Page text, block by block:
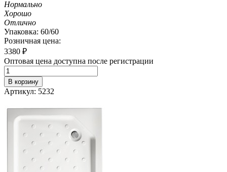
Нормально
Хорошо
Отлично
Упаковка: 60/60
Розничная цена:
3380 ₽
Оптовая цена доступна после регистрации
В корзину
Артикул: 5232